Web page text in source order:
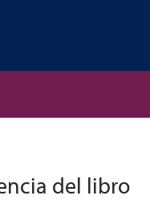
del libro